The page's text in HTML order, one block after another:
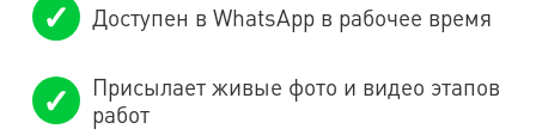
Доступен в WhatsApp в рабочее время
Присылает живые фото и видео этапов
работ